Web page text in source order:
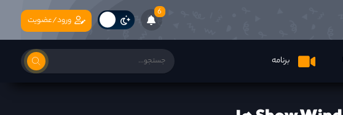
6
برنامه
ورود/عضویت